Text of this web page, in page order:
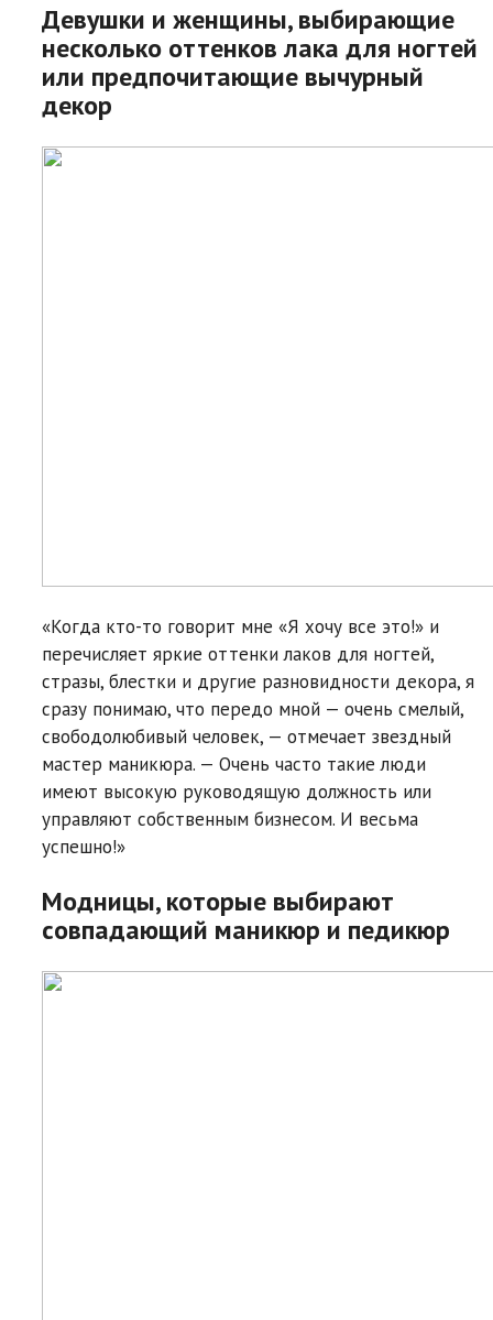
Девушки и женщины, выбирающие
несколько оттенков лака для ногтей
или предпочитающие вычурный
декор
«Когда кто-то говорит мне «Я хочу все это!» и
перечисляет яркие оттенки лаков для ногтей,
стразы, блестки и другие разновидности декора, я
сразу понимаю, что передо мной — очень смелый,
свободолюбивый человек, — отмечает звездный
мастер маникюра. — Очень часто такие люди
имеют высокую руководящую должность или
управляют собственным бизнесом. И весьма
успешно!»
Модницы, которые выбирают
совпадающий маникюр и педикюр